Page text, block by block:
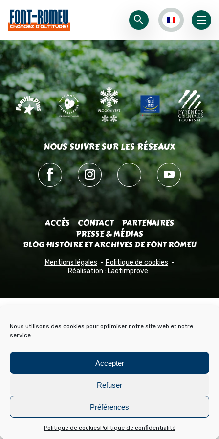
Nous utilisons des cookies pour optimiser notre site web et notre
service.
Accepter
Refuser
Préférences
Politique de cookiesPolitique de confidentialité
NOUS SUIVRE SUR LES RÉSEAUX
ACCÈS CONTACT
PARTENAIRES
PRESSE & MÉDIAS
BLOG HISTOIRE ET ARCHIVES DE FONT ROMEU
Mentions légales
Politique de cookies
Réalisation : Laetimprove